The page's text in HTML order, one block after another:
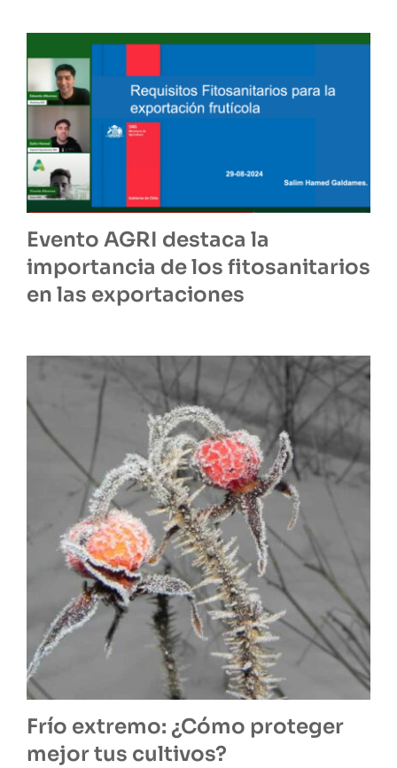
Evento AGRI destaca la
importancia de los fitosanitarios
en las exportaciones
Frío extremo: ¿Cómo proteger
mejor tus cultivos?